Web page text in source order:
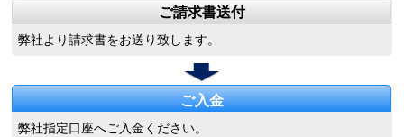
ご請求書送付
弊社より請求書をお送り致します。
ご入金
弊社指定口座へご入金ください。